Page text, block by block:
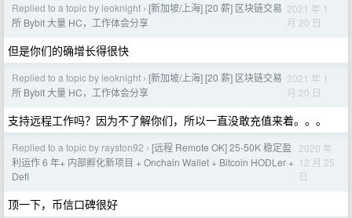
Replied to a topic by leoknight › [新加坡/上海] [20 薪] 区块链交易
所 Bybit 大量 HC，工作体会分享
2021 年 1
月 20 日
但是你们的确增长得很快
Replied to a topic by leoknight › [新加坡/上海] [20 薪] 区块链交易
所 Bybit 大量 HC，工作体会分享
2021 年 1
月 20 日
支持远程工作吗？因为不了解你们，所以一直没敢充值来着。。。
Replied to a topic by rayston92 › [远程 Remote OK] 25-50K 稳定盈
利运作 6 年+ 内部孵化新项目 + Onchain Wallet + Bitcoin HODLer +
Defi
2020 年
12 月 25
日
顶一下，币信口碑很好